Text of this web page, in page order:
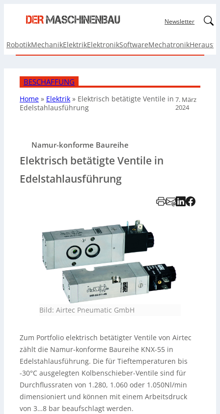
Newsletter
RobotikMechanikElektrikElektronikSoftwareMechatronik
BESCHAFFUNG
Home » Elektrik » Elektrisch betätigte Ventile in
Edelstahlausführung
7. März
2024
Namur-konforme Baureihe
Elektrisch betätigte Ventile in
Edelstahlausführung
Bild: Airtec Pneumatic GmbH
Zum Portfolio elektrisch betätigter Ventile von Airtec
zählt die Namur-konforme Baureihe KNX-55 in
Edelstahlausführung. Die für Tieftemperaturen bis
-30°C ausgelegten Kolbenschieber-Ventile sind für
Durchflussraten von 1.280, 1.060 oder 1.050Nl/min
dimensioniert und können mit einem Arbeitsdruck
von 3…8 bar beaufschlagt werden.